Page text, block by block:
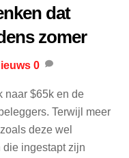
dat
zomer
0
naar $65k en de
Terwijl meer
deze wel
ingestapt zijn